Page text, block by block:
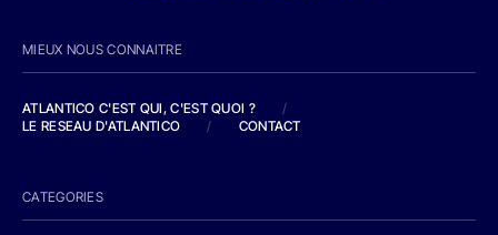
MIEUX NOUS CONNAITRE
ATLANTICO C'EST QUI, C'EST QUOI ?
/
LE RESEAU D'ATLANTICO
/ CONTACT
CATEGORIES